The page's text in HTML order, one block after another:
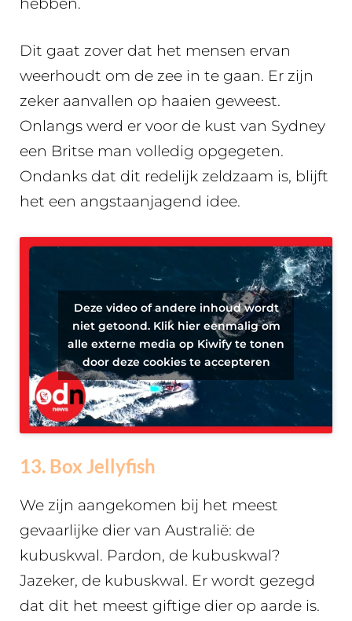
Dit gaat zover dat het mensen ervan
weerhoudt om de zee in te gaan. Er zijn
zeker aanvallen op haaien geweest.
Onlangs werd er voor de kust van Sydney
een Britse man volledig opgegeten.
Ondanks dat dit redelijk zeldzaam is, blijft
het een angstaanjagend idee.
Deze video of andere inhoud wordt
niet getoond. Klik hier eenmalig om
alle externe media op Kiwify te tonen
door deze cookies te accepteren
13. Box Jellyfish
We zijn aangekomen bij het meest
gevaarlijke dier van Australië: de
kubuskwal. Pardon, de kubuskwal?
Jazeker, de kubuskwal. Er wordt gezegd
dat dit het meest giftige dier op aarde is.